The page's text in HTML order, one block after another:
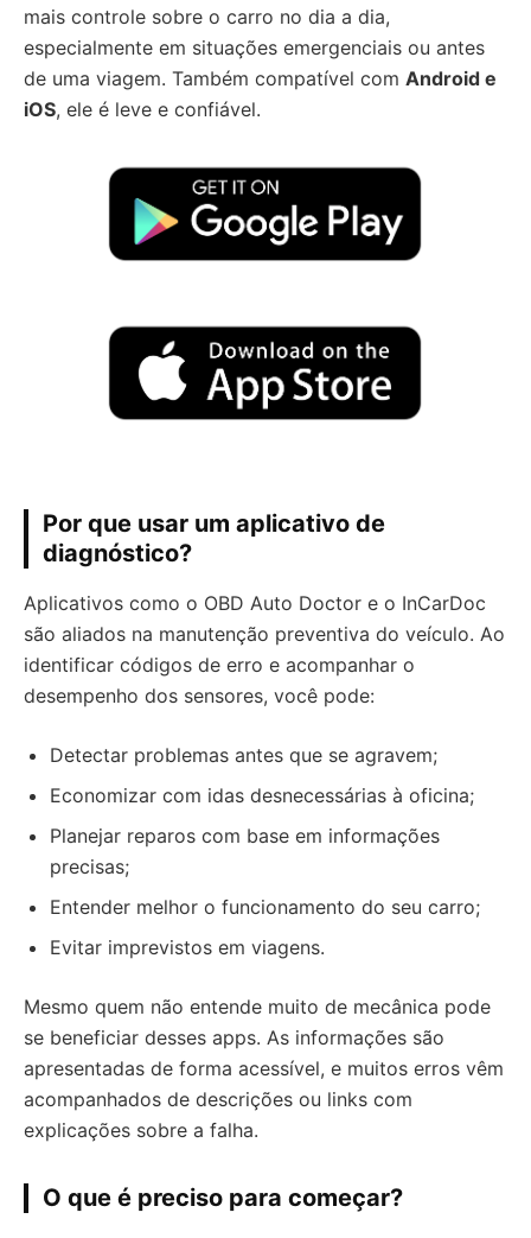
mais controle sobre o carro no dia a dia,
especialmente em situações emergenciais ou antes
de uma viagem. Também compatível com Android e
iOS, ele é leve e confiável.
Por que usar um aplicativo de
diagnóstico?
Aplicativos como o OBD Auto Doctor e o InCarDoc
são aliados na manutenção preventiva do veículo. Ao
identificar códigos de erro e acompanhar o
desempenho dos sensores, você pode:
Detectar problemas antes que se agravem;
Economizar com idas desnecessárias à oficina;
Planejar reparos com base em informações
precisas;
Entender melhor o funcionamento do seu carro;
Evitar imprevistos em viagens.
Mesmo quem não entende muito de mecânica pode
se beneficiar desses apps. As informações são
apresentadas de forma acessível, e muitos erros vêm
acompanhados de descrições ou links com
explicações sobre a falha.
O que é preciso para começar?